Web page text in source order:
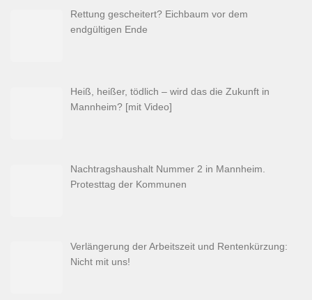
Rettung gescheitert? Eichbaum vor dem
endgültigen Ende
Heiß, heißer, tödlich – wird das die Zukunft in
Mannheim? [mit Video]
Nachtragshaushalt Nummer 2 in Mannheim.
Protesttag der Kommunen
Verlängerung der Arbeitszeit und Rentenkürzung:
Nicht mit uns!